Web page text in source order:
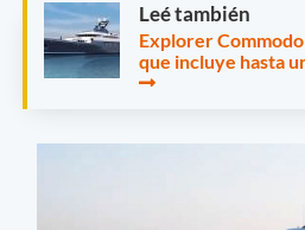
Leé también
Explorer
que incluye hasta